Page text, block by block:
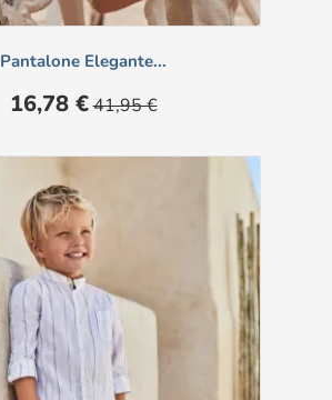
Pantalone Elegante...
Prezzo
16,78 € Prezzo
base
41,95 €